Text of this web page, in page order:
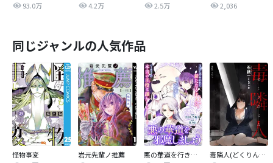
93.0万
4.2万
2.5万
2,036
同じジャンルの人気作品
怪物事変
岩元先輩ノ推薦
悪の華道を行きましょう
毒隣人(どくりんじん) 分冊版